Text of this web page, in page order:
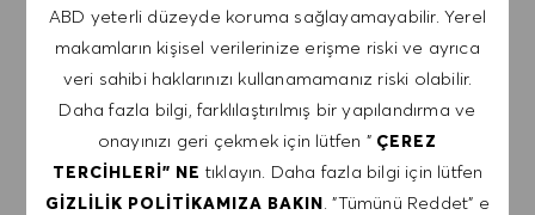
ABD yeterli düzeyde koruma sağlayamayabilir. Yerel
makamların kişisel verilerinize erişme riski ve ayrıca
veri sahibi haklarınızı kullanamamanız riski olabilir.
Daha fazla bilgi, farklılaştırılmış bir yapılandırma ve
onayınızı geri çekmek için lütfen " ÇEREZ
TERCIHLERI" NE tıklayın. Daha fazla bilgi için lütfen
GIZLILIK POLITIKAMIZA BAKIN. "Tümünü Reddet" e
KÜLTÜR, DEĞERLER VE FIRSATLAR
Şirket spor salonu, çocuk bakımına destek, esnek
çalışma modelleri; bunlar, çalışanlarımızın keyif
aldığı fırsatlardan sadece birkaçı. HUGO BOSS'ta
çalışmanın nasıl bir şey olduğunu keşfet.
AVANTAJLARA GİT